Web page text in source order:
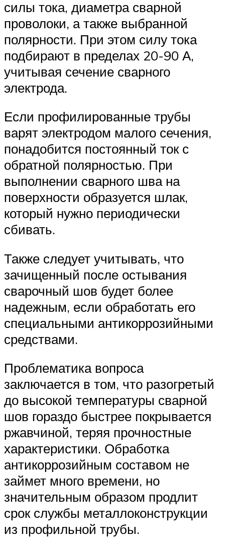
силы тока, диаметра сварной
проволоки, а также выбранной
полярности. При этом силу тока
подбирают в пределах 20-90 А,
учитывая сечение сварного
электрода.
Если профилированные трубы
варят электродом малого сечения,
понадобится постоянный ток с
обратной полярностью. При
выполнении сварного шва на
поверхности образуется шлак,
который нужно периодически
сбивать.
Также следует учитывать, что
зачищенный после остывания
сварочный шов будет более
надежным, если обработать его
специальными антикоррозийными
средствами.
Проблематика вопроса
заключается в том, что разогретый
до высокой температуры сварной
шов гораздо быстрее покрывается
ржавчиной, теряя прочностные
характеристики. Обработка
антикоррозийным составом не
займет много времени, но
значительным образом продлит
срок службы металлоконструкции
из профильной трубы.